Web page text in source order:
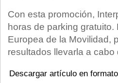
Con esta promoción,
horas de parking
Europea de la Movilidad,
resultados llevarla a
Descargar artículo en